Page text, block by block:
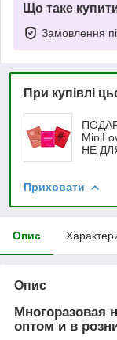
Що таке
Замовлення
При купівлі
НЕ
Приховати
Опис
Опис
Многоразовая
оптом и в